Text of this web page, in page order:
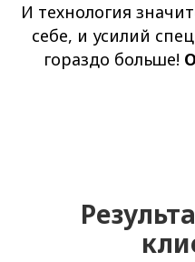
И технология
себе, и усилий
гораздо больше!